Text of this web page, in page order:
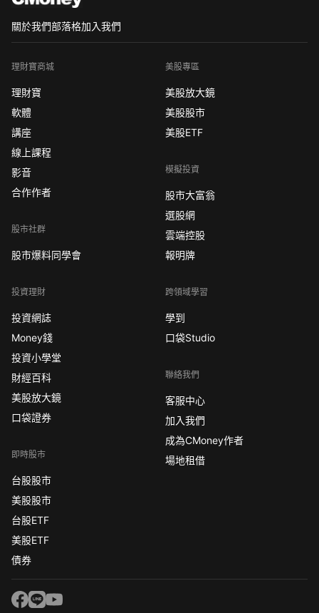
關於我們部落格加入我們
理財寶商城
理財寶
軟體
講座
線上課程
影音
合作作者
股市社群
股市爆料同學會
投資理財
投資網誌
Money錢
投資小學堂
財經百科
美股放大鏡
口袋證券
即時股市
台股股市
美股股市
台股ETF
美股ETF
債券
美股專區
美股放大鏡
美股股市
美股ETF
模擬投資
股市大富翁
選股網
雲端控股
報明牌
跨領域學習
學到
口袋Studio
聯絡我們
客服中心
加入我們
成為CMoney作者
場地租借